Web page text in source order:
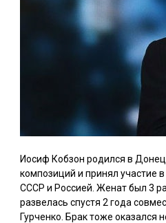
Иосиф Кобзон родился в
композиций и принял участие
СССР и Россией. Женат был 3
развелась спустя 2 года
Гурченко. Брак тоже оказался